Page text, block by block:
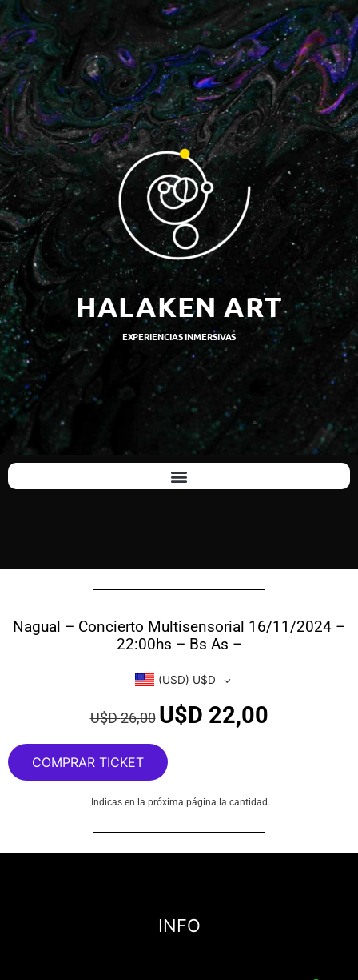
HALAKEN ART
EXPERIENCIAS INMERSIVAS
Nagual – Concierto Multisensorial 16/11/2024 –
22:00hs – Bs As –
(USD) U$D
U$D26,00 U$D 22,00
COMPRAR TICKET
Indicas en la próxima página la cantidad.
INFO